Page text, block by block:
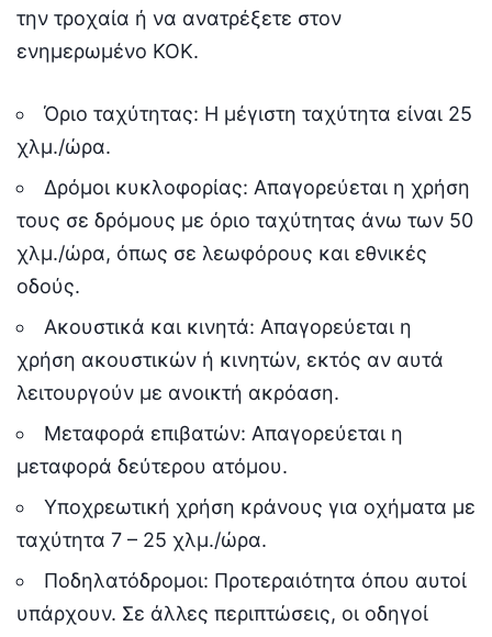
την τροχαία ή να ανατρέξετε στον
ενημερωμένο ΚΟΚ.
Όριο ταχύτητας: Η μέγιστη ταχύτητα είναι 25
χλμ./ώρα.
Δρόμοι κυκλοφορίας: Απαγορεύεται η χρήση
τους σε δρόμους με όριο ταχύτητας άνω των 50
χλμ./ώρα, όπως σε λεωφόρους και εθνικές
οδούς.
Ακουστικά και κινητά: Απαγορεύεται η
χρήση ακουστικών ή κινητών, εκτός αν αυτά
λειτουργούν με ανοικτή ακρόαση.
Μεταφορά επιβατών: Απαγορεύεται η
μεταφορά δεύτερου ατόμου.
Υποχρεωτική χρήση κράνους για οχήματα με
ταχύτητα 7 – 25 χλμ./ώρα.
Ποδηλατόδρομοι: Προτεραιότητα όπου αυτοί
υπάρχουν. Σε άλλες περιπτώσεις, οι οδηγοί